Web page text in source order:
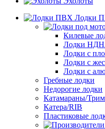
Лодки
Килевые
Лодки
Лодки с
Лодки с
Лодки с
Гребные лодки
Недорогие лодки
Катамараны/
Катера/RIB
Пластиковые